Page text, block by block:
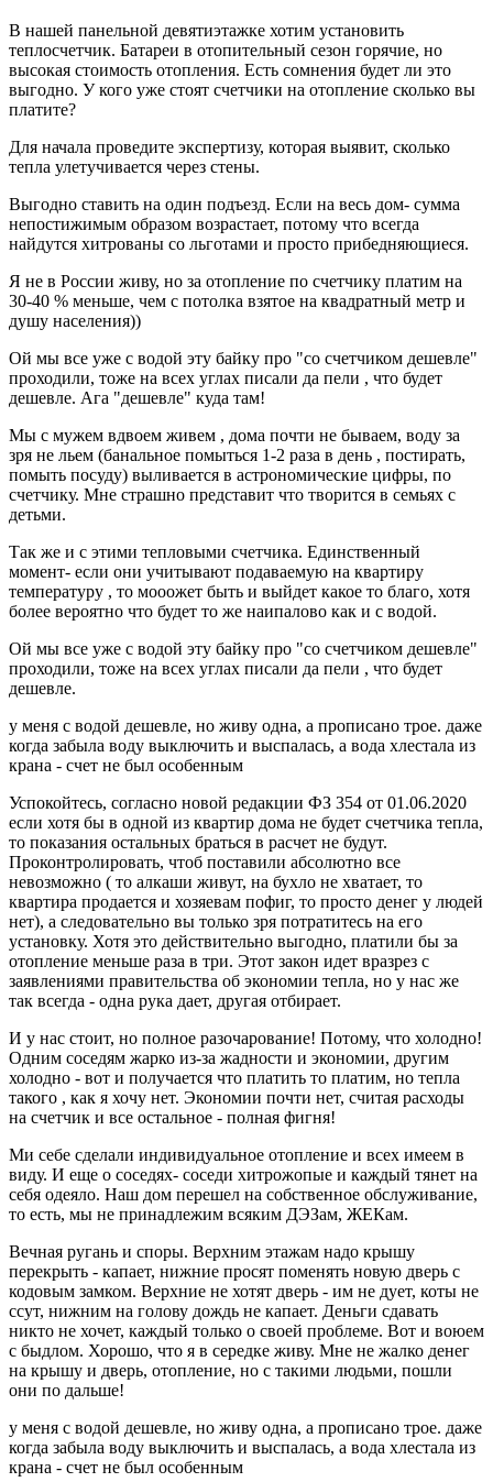
В нашей панельной девятиэтажке хотим установить
теплосчетчик. Батареи в отопительный сезон горячие, но
высокая стоимость отопления. Есть сомнения будет ли это
выгодно. У кого уже стоят счетчики на отопление сколько вы
платите?
Для начала проведите экспертизу, которая выявит, сколько
тепла улетучивается через стены.
Выгодно ставить на один подъезд. Если на весь дом- сумма
непостижимым образом возрастает, потому что всегда
найдутся хитрованы со льготами и просто прибедняющиеся.
Я не в России живу, но за отопление по счетчику платим на
30-40 % меньше, чем с потолка взятое на квадратный метр и
душу населения))
Ой мы все уже с водой эту байку про "со счетчиком дешевле"
проходили, тоже на всех углах писали да пели , что будет
дешевле. Ага "дешевле" куда там!
Мы с мужем вдвоем живем , дома почти не бываем, воду за
зря не льем (банальное помыться 1-2 раза в день , постирать,
помыть посуду) выливается в астрономические цифры, по
счетчику. Мне страшно представит что творится в семьях с
детьми.
Так же и с этими тепловыми счетчика. Единственный
момент- если они учитывают подаваемую на квартиру
температуру , то мооожет быть и выйдет какое то благо, хотя
более вероятно что будет то же наипалово как и с водой.
Ой мы все уже с водой эту байку про "со счетчиком дешевле"
проходили, тоже на всех углах писали да пели , что будет
дешевле.
у меня с водой дешевле, но живу одна, а прописано трое. даже
когда забыла воду выключить и выспалась, а вода хлестала из
крана - счет не был особенным
Успокойтесь, согласно новой редакции ФЗ 354 от 01.06.2020
если хотя бы в одной из квартир дома не будет счетчика тепла,
то показания остальных браться в расчет не будут.
Проконтролировать, чтоб поставили абсолютно все
невозможно ( то алкаши живут, на бухло не хватает, то
квартира продается и хозяевам пофиг, то просто денег у людей
нет), а следовательно вы только зря потратитесь на его
установку. Хотя это действительно выгодно, платили бы за
отопление меньше раза в три. Этот закон идет вразрез с
заявлениями правительства об экономии тепла, но у нас же
так всегда - одна рука дает, другая отбирает.
И у нас стоит, но полное разочарование! Потому, что холодно!
Одним соседям жарко из-за жадности и экономии, другим
холодно - вот и получается что платить то платим, но тепла
такого , как я хочу нет. Экономии почти нет, считая расходы
на счетчик и все остальное - полная фигня!
Ми себе сделали индивидуальное отопление и всех имеем в
виду. И еще о соседях- соседи хитрожопые и каждый тянет на
себя одеяло. Наш дом перешел на собственное обслуживание,
то есть, мы не принадлежим всяким ДЭЗам, ЖЕКам.
Вечная ругань и споры. Верхним этажам надо крышу
перекрыть - капает, нижние просят поменять новую дверь с
кодовым замком. Верхние не хотят дверь - им не дует, коты не
ссут, нижним на голову дождь не капает. Деньги сдавать
никто не хочет, каждый только о своей проблеме. Вот и воюем
с быдлом. Хорошо, что я в середке живу. Мне не жалко денег
на крышу и дверь, отопление, но с такими людьми, пошли
они по дальше!
у меня с водой дешевле, но живу одна, а прописано трое. даже
когда забыла воду выключить и выспалась, а вода хлестала из
крана - счет не был особенным